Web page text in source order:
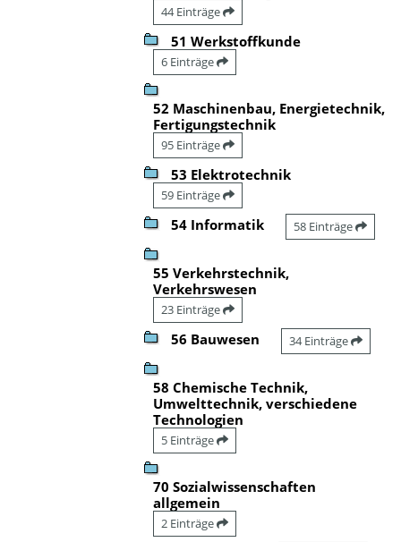
44 Einträge
51 Werkstoffkunde
6 Einträge
52 Maschinenbau, Energietechnik,
Fertigungstechnik
95 Einträge
53 Elektrotechnik
59 Einträge
54 Informatik 58 Einträge
55 Verkehrstechnik,
Verkehrswesen
23 Einträge
56 Bauwesen 34 Einträge
58 Chemische Technik,
Umwelttechnik, verschiedene
Technologien
5 Einträge
70 Sozialwissenschaften
allgemein
2 Einträge